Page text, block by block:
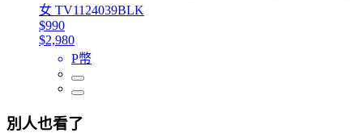
女 TV1124039BLK
$990
$2,980
P幣
別人也看了